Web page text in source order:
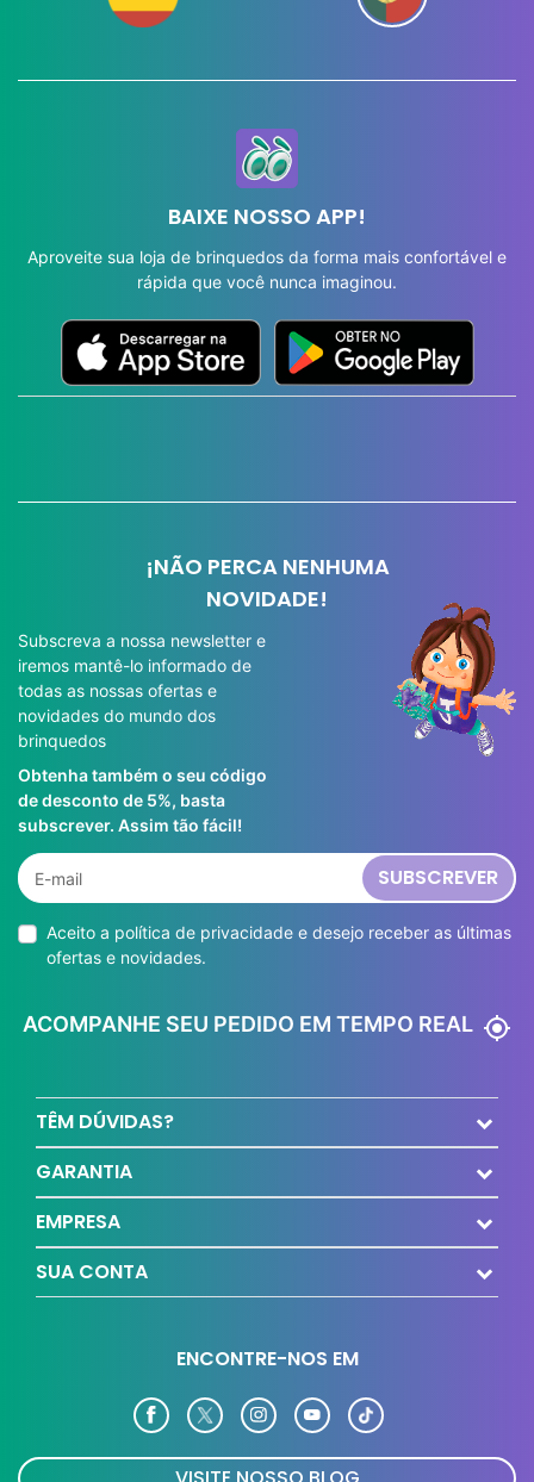
BAIXE NOSSO APP!
Aproveite sua loja de brinquedos da forma mais confortável e
rápida que você nunca imaginou.
¡NÃO PERCA NENHUMA
NOVIDADE!
Subscreva a nossa newsletter e
iremos mantê-lo informado de
todas as nossas ofertas e
novidades do mundo dos
brinquedos
Obtenha também o seu código
de desconto de 5%, basta
subscrever. Assim tão fácil!
SUBSCREVER
Aceito a política de privacidade e desejo receber as últimas
ofertas e novidades.
ACOMPANHE SEU PEDIDO EM TEMPO REAL my_location
TÊM DÚVIDAS?
GARANTIA
EMPRESA
SUA CONTA
ENCONTRE-NOS EM